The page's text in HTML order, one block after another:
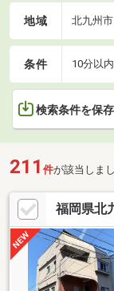
地域 北九州市
条件 10分以内
検索条件を保存
211 件が該当しまし
福岡県北